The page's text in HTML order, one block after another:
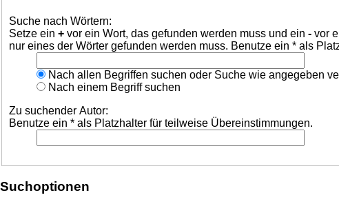
Suche nach Wörtern:
Setze ein + vor ein Wort, das gefunden werden muss und ein - vor
nur eines der Wörter gefunden werden muss. Benutze ein * als
Nach allen Begriffen suchen oder Suche wie angegeben
Nach einem Begriff suchen
Zu suchender Autor:
Benutze ein * als Platzhalter für teilweise Übereinstimmungen.
Suchoptionen